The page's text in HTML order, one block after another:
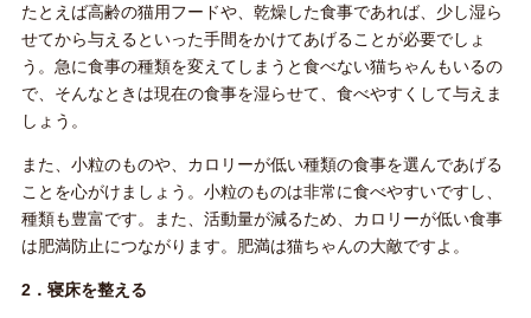
たとえば高齢の猫用フードや、乾燥した食事であれば、少し湿ら
せてから与えるといった手間をかけてあげることが必要でしょ
う。急に食事の種類を変えてしまうと食べない猫ちゃんもいるの
で、そんなときは現在の食事を湿らせて、食べやすくして与えま
しょう。
また、小粒のものや、カロリーが低い種類の食事を選んであげる
ことを心がけましょう。小粒のものは非常に食べやすいですし、
種類も豊富です。また、活動量が減るため、カロリーが低い食事
は肥満防止につながります。肥満は猫ちゃんの大敵ですよ。
2．寝床を整える